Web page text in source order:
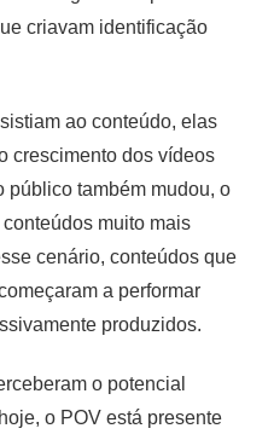
criavam identificação
ao conteúdo, elas
crescimento dos vídeos
público também mudou, o
muito mais
cenário, conteúdos que
a performar
produzidos.
o potencial
o POV está presente